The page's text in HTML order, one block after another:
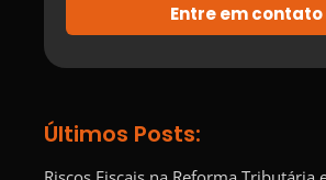
Entre em contato
Últimos Posts: